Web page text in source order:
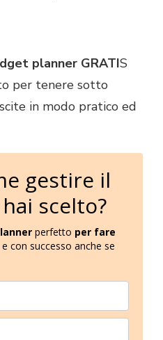
planner GRATIS
per tenere sotto
in modo pratico ed
gestire il
scelto?
perfetto per fare
e con successo anche se